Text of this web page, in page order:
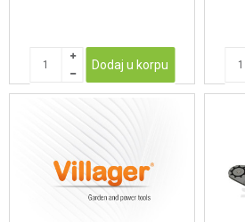
Dodaj u korpu